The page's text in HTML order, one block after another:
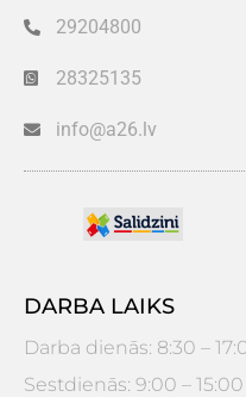
29204800
28325135
info@a26.lv
DARBA LAIKS
Darba dienās: 8:30 –
Sestdienās: 9:00 – 15:00